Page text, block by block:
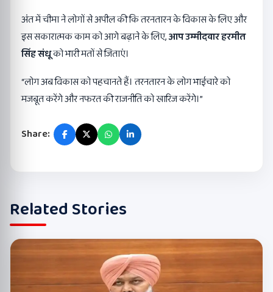
अंत में चीमा ने लोगों से अपील की कि तरनतारन के विकास के लिए और
इस सकारात्मक काम को आगे बढ़ाने के लिए,आप उम्मीदवार हरमीत
सिंह संधूको भारी मतों से जिताएं।
“लोग अब विकास को पहचानते हैं। तरनतारन के लोग भाईचारे को
मजबूत करेंगे और नफरत की राजनीति को खारिज करेंगे।”
Share:
Related Stories